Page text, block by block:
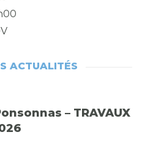
ACTUALITÉS
– TRAVAUX